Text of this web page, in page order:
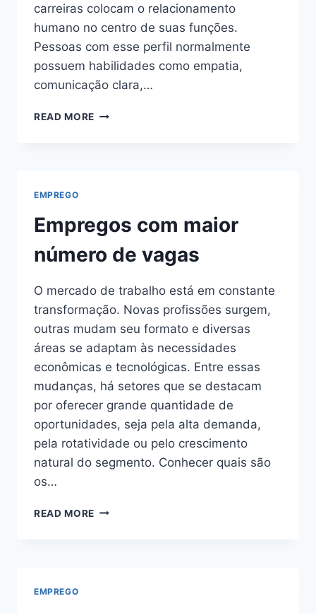
carreiras colocam o relacionamento
humano no centro de suas funções.
Pessoas com esse perfil normalmente
possuem habilidades como empatia,
comunicação clara,…
READ MORE PROFISSÕES
EMPREGO
Empregos com maior
número de vagas
O mercado de trabalho está em constante
transformação. Novas profissões surgem,
outras mudam seu formato e diversas
áreas se adaptam às necessidades
econômicas e tecnológicas. Entre essas
mudanças, há setores que se destacam
por oferecer grande quantidade de
oportunidades, seja pela alta demanda,
pela rotatividade ou pelo crescimento
natural do segmento. Conhecer quais são
os…
READ MORE EMPREGOS
EMPREGO